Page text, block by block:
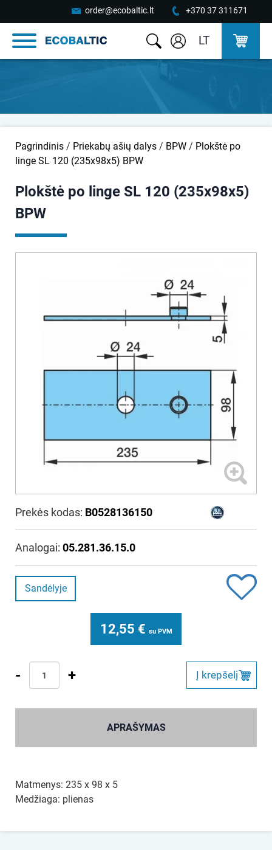
order@ecobaltic.lt +370 37 311671
LT
Pagrindinis / Priekabų ašių dalys / BPW / Plokštė po
linge SL 120 (235x98x5) BPW
Plokštė po linge SL 120 (235x98x5)
BPW
Prekės kodas: B0528136150
Analogai: 05.281.36.15.0
Sandėlyje
12,55 € su PVM
- + Į krepšelį
APRAŠYMAS
Matmenys: 235 x 98 x 5
Medžiaga: plienas